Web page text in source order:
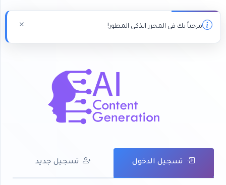
تسجيل الدخول تسجيل جديد
مرحباً بك في المحرر الذكي المطور!